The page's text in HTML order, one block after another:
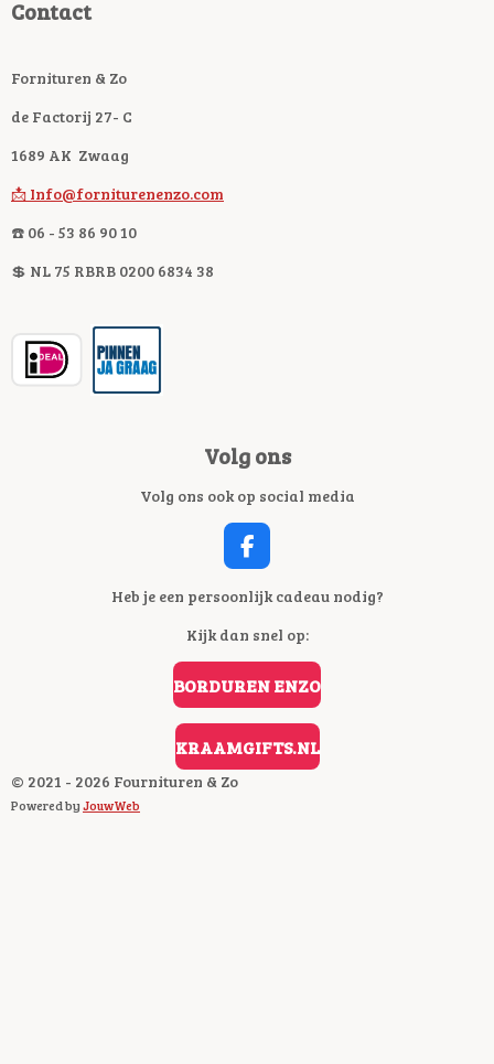
Contact
Fornituren & Zo
de Factorij 27- C
1689 AK Zwaag
📩 Info@forniturenenzo.com
☎️ 06 - 53 86 90 10
💲 NL 75 RBRB 0200 6834 38
Volg ons
Volg ons ook op social media
F
A
C
B
O
O
Heb je een persoonlijk cadeau nodig?
Kijk dan snel op:
BORDUREN ENZO
KRAAMGIFTS.NL
© 2021 - 2026 Fournituren & Zo
Powered byJouwWeb